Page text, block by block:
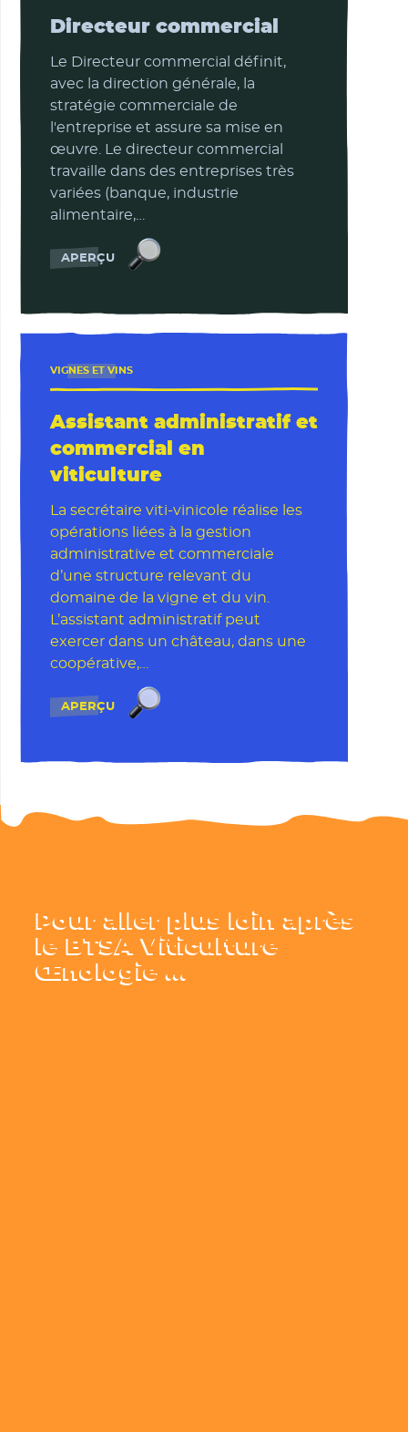
Directeur commercial
Le Directeur commercial définit,
avec la direction générale, la
stratégie commerciale de
l'entreprise et assure sa mise en
œuvre. Le directeur commercial
travaille dans des entreprises très
variées (banque, industrie
alimentaire,…
APERÇU Directeur commercial
VIGNES ET VINS
Assistant administratif et
commercial en
viticulture
La secrétaire viti-vinicole réalise les
opérations liées à la gestion
administrative et commerciale
d’une structure relevant du
domaine de la vigne et du vin.
L’assistant administratif peut
exercer dans un château, dans une
coopérative,…
APERÇU Assistant administratif et
Pour aller plus loin après
le BTSA Viticulture
Œnologie …